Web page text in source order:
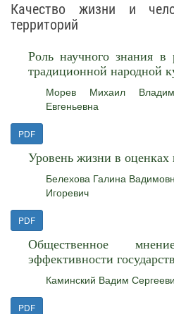
Качество жизни и
территорий
Роль научного знания в
традиционной народной
Морев Михаил
Евгеньевна
PDF
Уровень жизни в оценках
Белехова Галина
Игоревич
PDF
Общественное
эффективности
Каминский Вадим
PDF